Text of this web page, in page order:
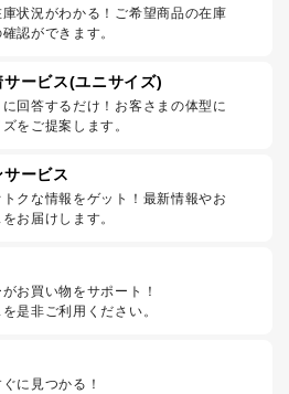
状況がわかる！ご希望商品の在庫
認ができます。
ービス(ユニサイズ)
回答するだけ！お客さまの体型に
をご提案します。
サービス
クな情報をゲット！最新情報やお
お届けします。
お買い物をサポート！
是非ご利用ください。
に見つかる！